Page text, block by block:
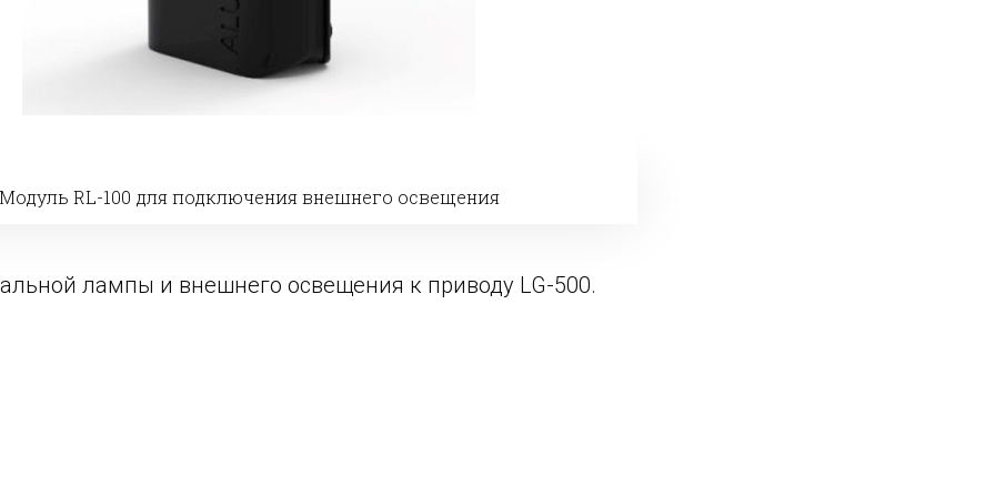
RL-100 для подключения внешнего освещения
лампы и внешнего освещения к приводу LG-500.